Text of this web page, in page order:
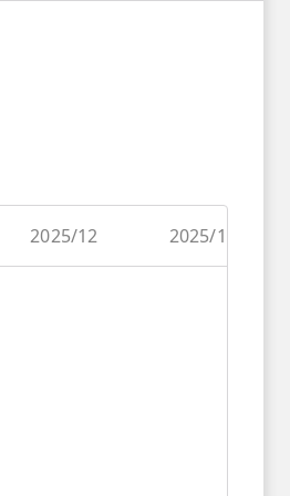
2025/12 2025/11